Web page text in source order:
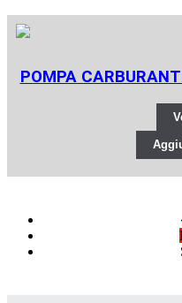
POMPA